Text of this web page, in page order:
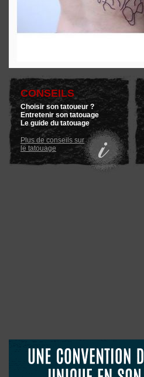
CONSEILS
Choisir son tatoueur ?
Entretenir son tatouage
Le guide du tatouage
Plus de conseils sur
le tatouage